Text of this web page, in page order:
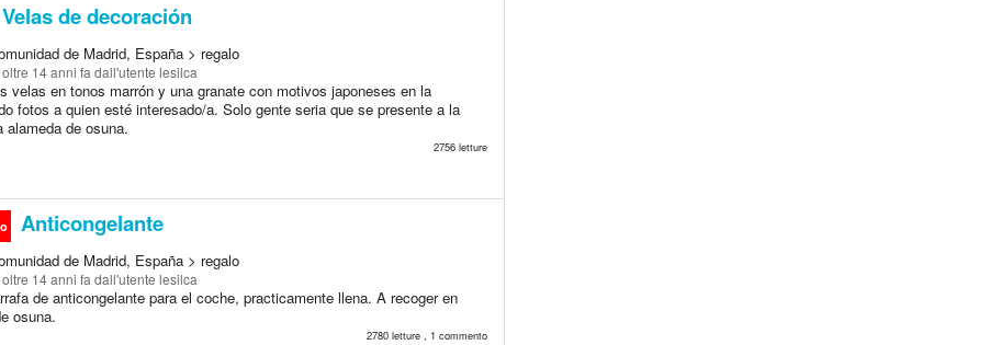
Velas de decoración
de Madrid, España > regalo
oltre 14 anni fa dall'utente lesilca
velas en tonos marrón y una granate con motivos japoneses en la
fotos a quien esté interesado/a. Solo gente seria que se presente a la
alameda de osuna.
2756 letture
Anticongelante
de Madrid, España > regalo
oltre 14 anni fa dall'utente lesilca
de anticongelante para el coche, practicamente llena. A recoger en
osuna.
2780 letture , 1 commento